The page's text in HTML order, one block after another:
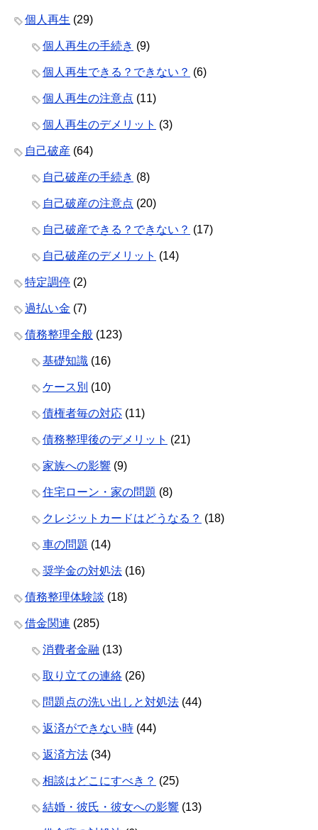
個人再生 (29)
個人再生の手続き (9)
個人再生できる？できない？ (6)
個人再生の注意点 (11)
個人再生のデメリット (3)
自己破産 (64)
自己破産の手続き (8)
自己破産の注意点 (20)
自己破産できる？できない？ (17)
自己破産のデメリット (14)
特定調停 (2)
過払い金 (7)
債務整理全般 (123)
基礎知識 (16)
ケース別 (10)
債権者毎の対応 (11)
債務整理後のデメリット (21)
家族への影響 (9)
住宅ローン・家の問題 (8)
クレジットカードはどうなる？ (18)
車の問題 (14)
奨学金の対処法 (16)
債務整理体験談 (18)
借金関連 (285)
消費者金融 (13)
取り立ての連絡 (26)
問題点の洗い出しと対処法 (44)
返済ができない時 (44)
返済方法 (34)
相談はどこにすべき？ (25)
結婚・彼氏・彼女への影響 (13)